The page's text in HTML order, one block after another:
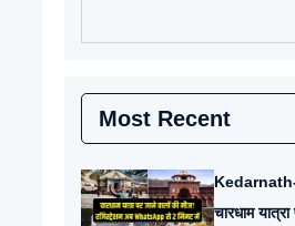
Most Recent
चारधाम